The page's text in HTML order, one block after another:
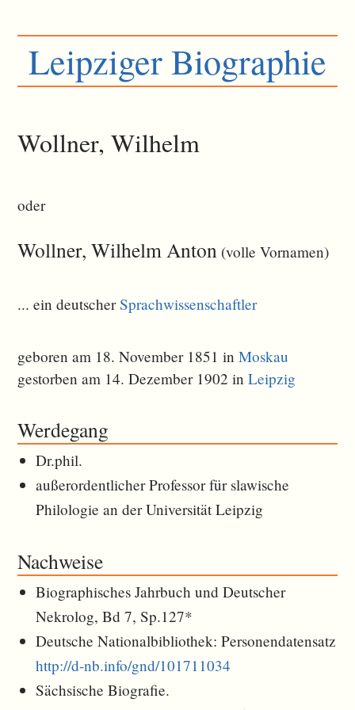
Leipziger Biographie
Wollner, Wilhelm
oder
Wollner, Wilhelm Anton (volle Vornamen)
... ein deutscherSprachwissenschaftler
geboren am 18. November 1851 inMoskau
gestorben am 14. Dezember 1902 inLeipzig
Werdegang
Dr.phil.
außerordentlicher Professor für slawische
Philologie an der Universität Leipzig
Nachweise
Biographisches Jahrbuch und Deutscher
Nekrolog, Bd 7, Sp.127*
Deutsche Nationalbibliothek: Personendatensatz
http://d-nb.info/gnd/101711034
Sächsische Biografie.